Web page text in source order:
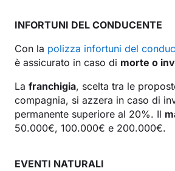
INFORTUNI DEL CONDUCENTE
Con la polizza infortuni del
è assicurato in caso di morte o
La franchigia, scelta tra le
compagnia, si azzera in caso di
permanente superiore al 20%. Il
50.000€, 100.000€ e 200.000€.
EVENTI NATURALI